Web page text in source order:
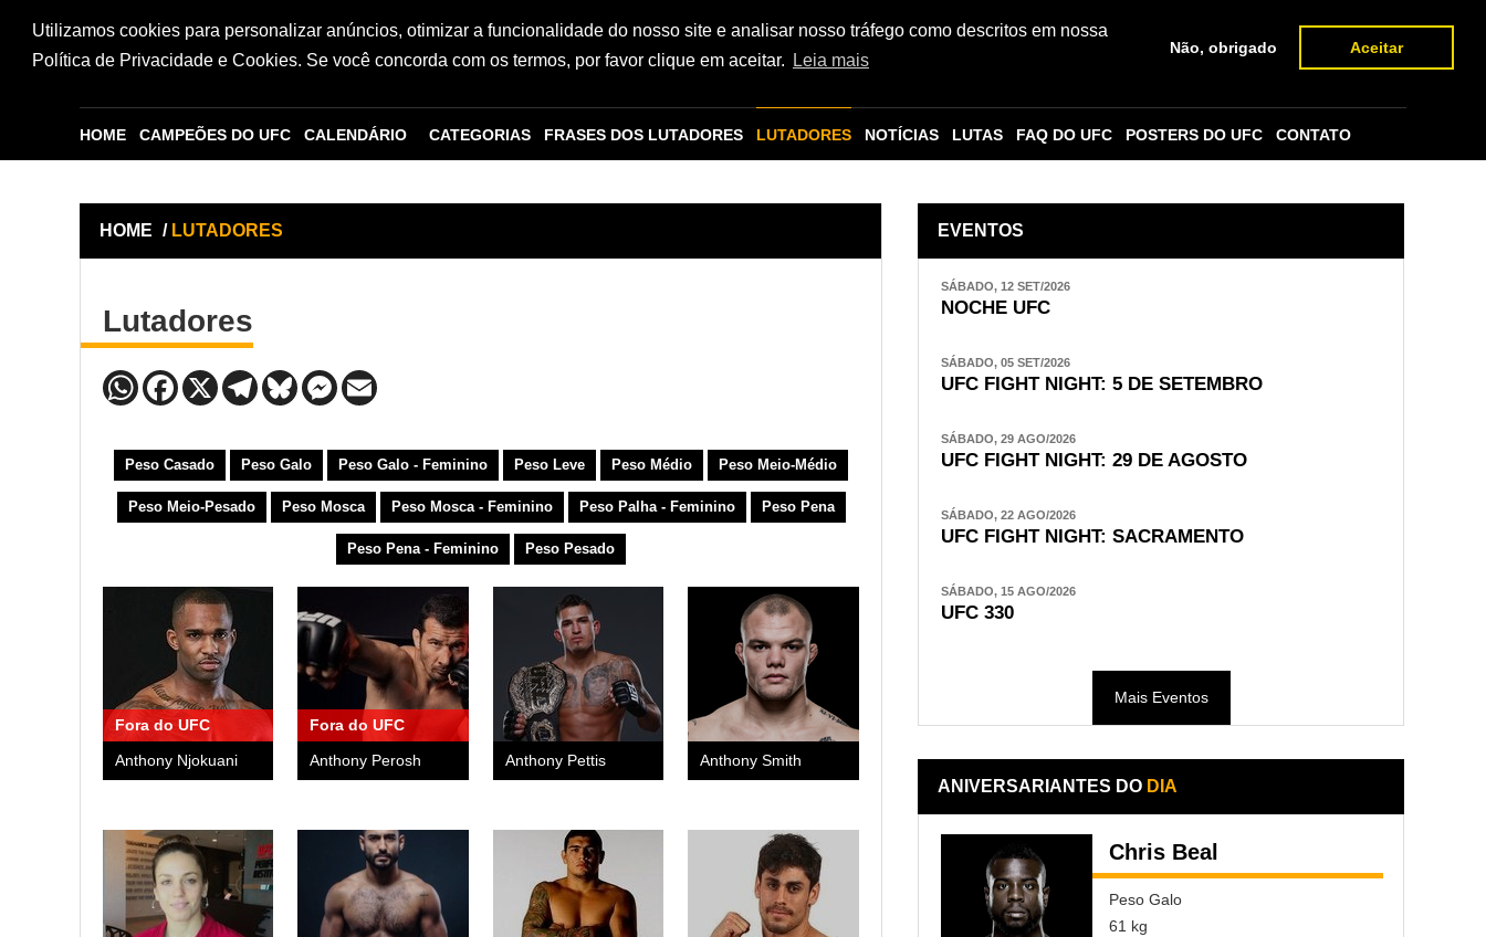
Utilizamos cookies para personalizar anúncios, otimizar a funcionalidade do nosso site e analisar nosso tráfego como descritos em nossa
Política de Privacidade e Cookies. Se você concorda com os termos, por favor clique em aceitar.
Leia mais
Não, obrigado Aceitar
HOME CAMPEÕES DO UFC CALENDÁRIO CATEGORIAS FRASES DOS LUTADORES LUTADORES NOTÍCIAS LUTAS FAQ DO UFC POSTERS DO UFC CONTATO
HOME / LUTADORES
Lutadores
Peso Casado Peso Galo Peso Galo - Feminino Peso Leve Peso Médio Peso Meio-Médio
Peso Meio-Pesado Peso Mosca Peso Mosca - Feminino Peso Palha - Feminino Peso Pena
Peso Pena - Feminino Peso Pesado
Fora do UFC
Anthony Njokuani
Fora do UFC
Anthony Perosh Anthony Pettis Anthony Smith
EVENTOS
SÁBADO, 12 SET/2026
NOCHE UFC
SÁBADO, 05 SET/2026
UFC FIGHT NIGHT: 5 DE SETEMBRO
SÁBADO, 29 AGO/2026
UFC FIGHT NIGHT: 29 DE AGOSTO
SÁBADO, 22 AGO/2026
UFC FIGHT NIGHT: SACRAMENTO
SÁBADO, 15 AGO/2026
UFC 330
Mais Eventos
ANIVERSARIANTES DO DIA
Chris Beal
Peso Galo
61 kg